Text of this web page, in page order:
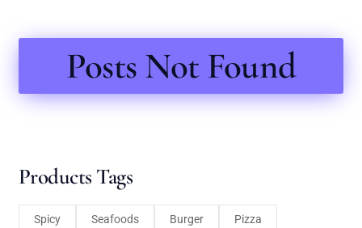
Posts Not Found
Products Tags
Spicy Seafoods Burger Pizza